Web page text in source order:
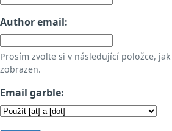
Author email:
Prosím zvolte si v následující položce,
zobrazen.
Email garble: